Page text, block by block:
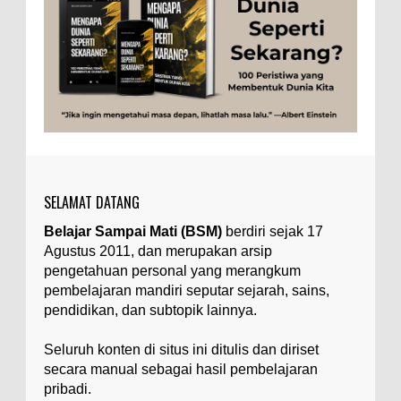
Tubuh Manusia
Umum
Togel
Ilustrasi/zdnet.com Ini adalah catatan penutup
untuk dua catatan saya sebelumnya ( Judi Togel
dan Impian Tolol Kaya Mendadak dan Tidak Ada ...
Apa yang Disebut Impurities?
Apa yang Disebut Badan Golgi?
Ilustrasi/utakatikotak.com Badan Golgi (disebut
pula aparatus Golgi, kompleks Golgi, atau
diktiosom) adalah organel yang dikaitkan
denga...
Apakah UFO Benar-benar Ada?
Ilustrasi/istimewa Sebagian orang percaya UFO
UFO benar-benar tidak ada. Manakah yang
benar...
SELAMAT DATANG
Belajar Sampai Mati (BSM) berdiri sejak 17
Agustus 2011, dan merupakan arsip
pengetahuan personal yang merangkum
pembelajaran mandiri seputar sejarah, sains,
pendidikan, dan subtopik lainnya.
Seluruh konten di situs ini ditulis dan diriset
secara manual sebagai hasil pembelajaran
pribadi.